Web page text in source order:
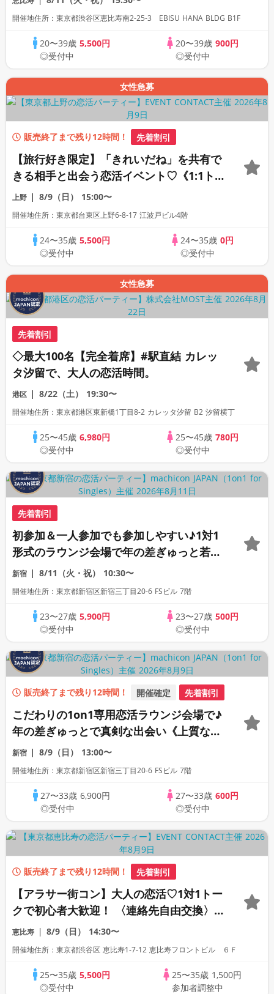
開催地住所：東京都渋谷区恵比寿南2-25-3 EBISU HANA BLDG B1F
20〜39歳5,500円
◎受付中
20〜39歳 900円
◎受付中
女性急募
販売終了まで残り12時間！ 先着割引
【旅行好き限定】「きれいだね」を共有で
きる相手と出会う恋活イベント♡《1:1ト
ーク》《連絡先自由交換》
上野 8/9（日） 15:00〜
開催地住所：東京都台東区上野6-8-17 江波戸ビル4階
24〜35歳5,500円
◎受付中
24〜35歳 0円
◎受付中
女性急募
先着割引
◇最大100名【完全着席】#駅直結 カレッ
タ汐留で、大人の恋活時間。
港区 8/22（土） 19:30〜
開催地住所：東京都港区東新橋1丁目8-2 カレッタ汐留 B2 汐留横丁
25〜45歳6,980円
◎受付中
25〜45歳 780円
◎受付中
先着割引
初参加＆一人参加でも参加しやすい♪1対1
形式のラウンジ会場で年の差ぎゅっと若め
の同世代恋活パーティー♪《上質な1対1相
席専用会場》《全席半個室》《飲み放題付
新宿 8/11（火・祝） 10:30〜
開催地住所：東京都新宿区新宿三丁目20-6 FSビル 7階
23〜27歳5,900円
◎受付中
23〜27歳 500円
◎受付中
販売終了まで残り12時間！ 開催確定 先着割引
こだわりの1on1専用恋活ラウンジ会場で♪
年の差ぎゅっとで真剣な出会い《上質な1
対1相席専用会場》《全席半個室》《ドリ
ンク飲み放題付き》《machicon JAPAN
新宿 8/9（日） 13:00〜
開催地住所：東京都新宿区新宿三丁目20-6 FSビル 7階
27〜33歳 6,900円
◎受付中
27〜33歳 600円
◎受付中
販売終了まで残り12時間！ 先着割引
【アラサー街コン】大人の恋活♡1対1トー
クで初心者大歓迎！ 〈連絡先自由交換〉
〈18名限定〉
恵比寿 8/9（日） 14:30〜
開催地住所：東京都渋谷区 恵比寿1-7-12 恵比寿フロントビル ６Ｆ
25〜35歳5,500円
◎受付中
25〜35歳 1,500円
参加者調整中